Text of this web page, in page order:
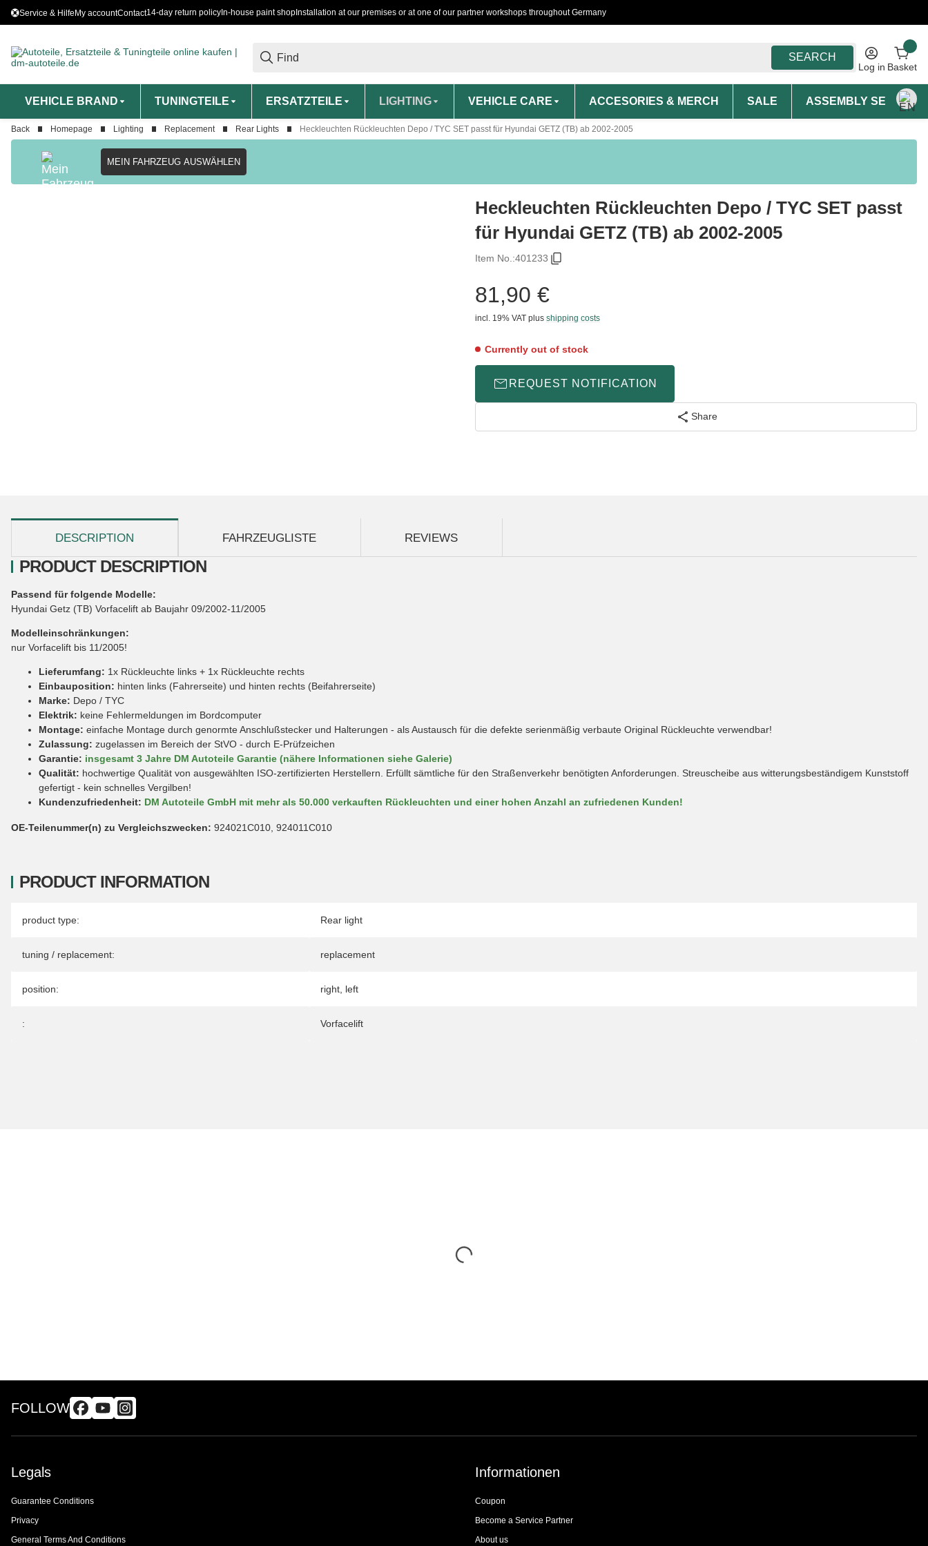
Service & HilfeMy accountContact14-day return policy In-house paint shop Installation at our premises or at one of our partner workshops throughout Germany
SEARCH
Log in Basket
VEHICLE BRAND TUNINGTEILE ERSATZTEILE LIGHTING VEHICLE CARE ACCESORIES & MERCH SALE ASSEMBLY SERVICE
Back Homepage Lighting Replacement Rear Lights Heckleuchten Rückleuchten Depo / TYC SET passt für Hyundai GETZ (TB) ab 2002-2005
MEIN FAHRZEUG AUSWÄHLEN
Heckleuchten Rückleuchten Depo / TYC SET passt
für Hyundai GETZ (TB) ab 2002-2005
Item No.:401233
81,90 €
incl. 19% VAT plus shipping costs
Currently out of stock
REQUEST NOTIFICATION
Share
DESCRIPTION FAHRZEUGLISTE REVIEWS
PRODUCT INFORMATION
Item information
Value
product type: Rear light
tuning / replacement: replacement
position: right left
: Vorfacelift
PRODUCT DESCRIPTION
Passend für folgende Modelle:
Hyundai Getz (TB) Vorfacelift ab Baujahr 09/2002-11/2005
Modelleinschränkungen:
nur Vorfacelift bis 11/2005!
Lieferumfang: 1x Rückleuchte links + 1x Rückleuchte rechts
Einbauposition: hinten links (Fahrerseite) und hinten rechts (Beifahrerseite)
Marke: Depo / TYC
Elektrik: keine Fehlermeldungen im Bordcomputer
Montage: einfache Montage durch genormte Anschlußstecker und Halterungen - als Austausch für die defekte serienmäßig verbaute Original Rückleuchte verwendbar!
Zulassung: zugelassen im Bereich der StVO - durch E-Prüfzeichen
Garantie: insgesamt 3 Jahre DM Autoteile Garantie (nähere Informationen siehe Galerie)
Qualität: hochwertige Qualität von ausgewählten ISO-zertifizierten Herstellern. Erfüllt sämtliche für den Straßenverkehr benötigten Anforderungen. Streuscheibe aus witterungsbeständigem Kunststoff
gefertigt - kein schnelles Vergilben!
Kundenzufriedenheit: DM Autoteile GmbH mit mehr als 50.000 verkauften Rückleuchten und einer hohen Anzahl an zufriedenen Kunden!
OE-Teilenummer(n) zu Vergleichszwecken: 924021C010, 924011C010
FOLLOW
Legals
Guarantee Conditions
Privacy
General Terms And Conditions
Informationen
Coupon
Become a Service Partner
About us